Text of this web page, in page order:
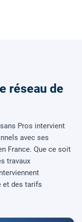
réseau de
Pros intervient
avec ses
France. Que ce soit
travaux
et des tarifs